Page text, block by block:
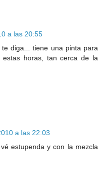
a las 20:55
diga... tiene una pinta para
horas, tan cerca de la
a las 22:03
estupenda y con la mezcla